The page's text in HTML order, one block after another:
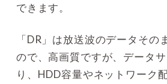
できます。
「DR」は放送波のデータその
ので、高画質ですが、データ
り、HDD容量やネットワーク